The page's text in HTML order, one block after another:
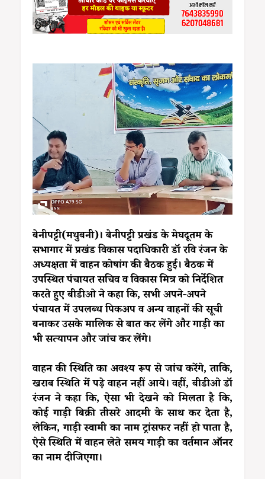
बेनीपट्टी(मधुबनी)। बेनीपट्टी प्रखंड के मेघदूतम के
सभागार में प्रखंड विकास पदाधिकारी डॉ रवि रंजन के
अध्यक्षता में वाहन कोषांग की बैठक हुई। बैठक में
उपस्थित पंचायत सचिव व विकास मित्र को निर्देशित
करते हुए बीडीओ ने कहा कि, सभी अपने-अपने
पंचायत में उपलब्ध पिकअप व अन्य वाहनों की सूची
बनाकर उसके मालिक से बात कर लेंगे और गाड़ी का
भी सत्यापन और जांच कर लेंगे।
वाहन की स्थिति का अवश्य रूप से जांच करेंगे, ताकि,
खराब स्थिति में पड़े वाहन नहीं आये। वहीं, बीडीओ डॉ
रंजन ने कहा कि, ऐसा भी देखने को मिलता है कि,
कोई गाड़ी बिक्री तीसरे आदमी के साथ कर देता है,
लेकिन, गाड़ी स्वामी का नाम ट्रांसफर नहीं हो पाता है,
ऐसे स्थिति में वाहन लेते समय गाड़ी का वर्तमान ऑनर
का नाम दीजिएगा।